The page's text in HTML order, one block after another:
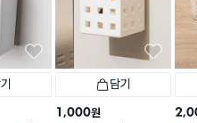
담기
1,000원